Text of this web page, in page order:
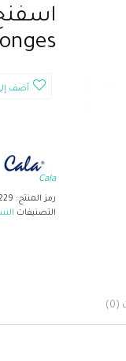
أضف
Cala
رمز المنتج:
التصنيفات